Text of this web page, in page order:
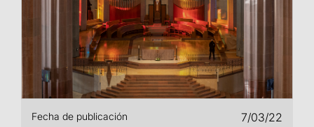
Fecha de publicación
7/03/22